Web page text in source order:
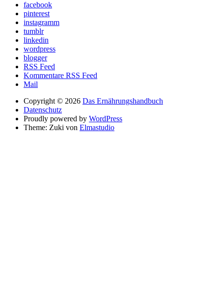
facebook
pinterest
instagramm
tumblr
linkedin
wordpress
blogger
RSS Feed
Kommentare RSS Feed
Mail
Copyright © 2026 Das Ernährungshandbuch
Datenschutz
Proudly powered by WordPress
Theme: Zuki von Elmastudio